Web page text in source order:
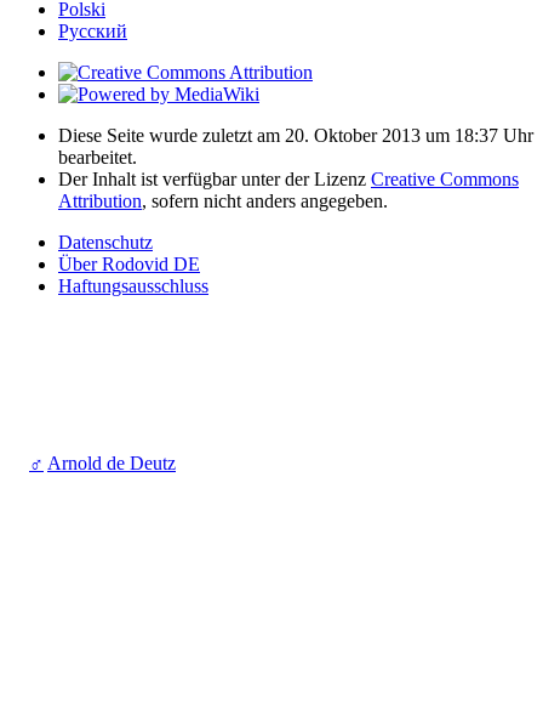
♂ Arnold de Deutz
Polski
Русский
Diese Seite wurde zuletzt am 20. Oktober 2013 um 18:37 Uhr
bearbeitet.
Der Inhalt ist verfügbar unter der Lizenz Creative Commons
Attribution, sofern nicht anders angegeben.
Datenschutz
Über Rodovid DE
Haftungsausschluss